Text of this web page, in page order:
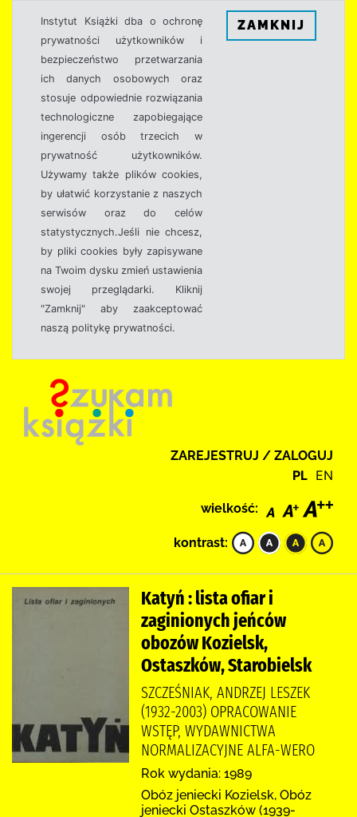
Instytut Książki dba o ochronę
prywatności użytkowników i
bezpieczeństwo przetwarzania
ich danych osobowych oraz
stosuje odpowiednie rozwiązania
technologiczne zapobiegające
ingerencji osób trzecich w
prywatność użytkowników.
Używamy także plików cookies,
by ułatwić korzystanie z naszych
serwisów oraz do celów
statystycznych.Jeśli nie chcesz,
by pliki cookies były zapisywane
na Twoim dysku zmień ustawienia
swojej przeglądarki. Kliknij
"Zamknij" aby zaakceptować
naszą politykę prywatności.
ZAMKNIJ
ZAREJESTRUJ / ZALOGUJ
PL EN
wielkość:
kontrast:
Katyń : lista ofiar i
zaginionych jeńców
obozów Kozielsk,
Ostaszków, Starobielsk
SZCZEŚNIAK, ANDRZEJ LESZEK
(1932-2003) OPRACOWANIE
WSTĘP, WYDAWNICTWA
NORMALIZACYJNE ALFA-WERO
Rok wydania: 1989
Obóz jeniecki Kozielsk, Obóz
jeniecki Ostaszków (1939-